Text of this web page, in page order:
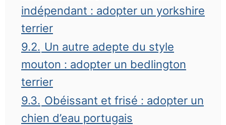
indépendant : adopter un yorkshire
terrier
9.2. Un autre adepte du style
mouton : adopter un bedlington
terrier
9.3. Obéissant et frisé : adopter un
chien d’eau portugais